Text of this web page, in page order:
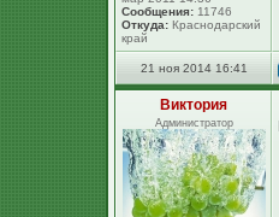
Сообщения: 11746
Откуда: Краснодарский
край
21 ноя 2014 16:41
Виктория
Администратор